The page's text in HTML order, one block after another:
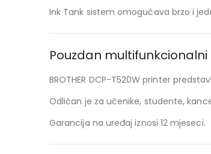
Ink Tank sistem omogućava brzo i
Pouzdan
BROTHER DCP-T520W printer
Odličan je za učenike, studente,
Garancija na uređaj iznosi 12 mjeseci.